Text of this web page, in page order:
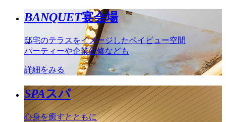
BANQUET宴会場
邸宅のテラスをイメージしたベイビュー空間
パーティーや企業研修なども
詳細をみる
SPAスパ
心身を癒すとともに